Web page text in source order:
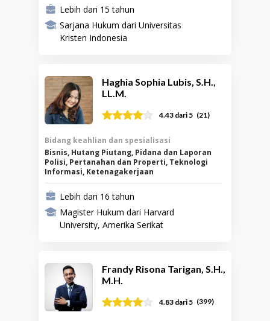
Lebih dari 15 tahun
Sarjana Hukum dari Universitas
Kristen Indonesia
Haghia Sophia Lubis, S.H.,
LL.M.
4.43 dari 5 (21)
Bidang keahlian dan spesialisasi
Bisnis, Hutang Piutang, Pidana dan Laporan
Polisi, Pertanahan dan Properti, Teknologi
Informasi, Ketenagakerjaan
Lebih dari 16 tahun
Magister Hukum dari Harvard
University, Amerika Serikat
Frandy Risona Tarigan, S.H.,
M.H.
4.83 dari 5 (399)